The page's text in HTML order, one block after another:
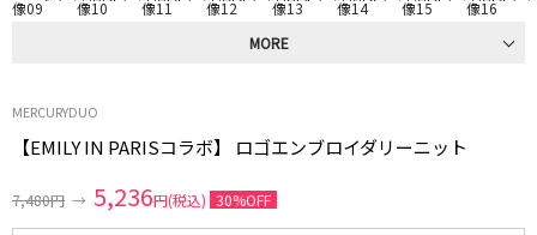
MORE
MERCURYDUO
【EMILY IN PARISコラボ】 ロゴエンブロイダリーニット
7,480円 → 5,236円(税込) 30%OFF